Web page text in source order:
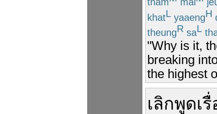
khatL yaaengH
theungR saL
"Why is it,
breaking
the highest
เลิกพูดเ